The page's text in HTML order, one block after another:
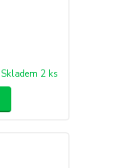
Skladem 2 ks